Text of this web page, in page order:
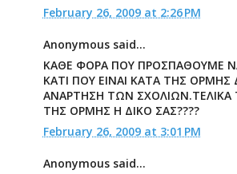
February 26, 2009 at 2:26 PM
Anonymous said...
ΚΑΘΕ ΦΟΡΑ ΠΟΥ ΠΡΟΣΠΑΘΟΥΜΕ
ΚΑΤΙ ΠΟΥ ΕΙΝΑΙ ΚΑΤΑ ΤΗΣ ΟΡΜΗΣ
ΑΝΑΡΤΗΣΗ ΤΩΝ ΣΧΟΛΙΩΝ.ΤΕΛΙΚΑ
ΤΗΣ ΟΡΜΗΣ Η ΔΙΚΟ ΣΑΣ????
February 26, 2009 at 3:01 PM
Anonymous said...